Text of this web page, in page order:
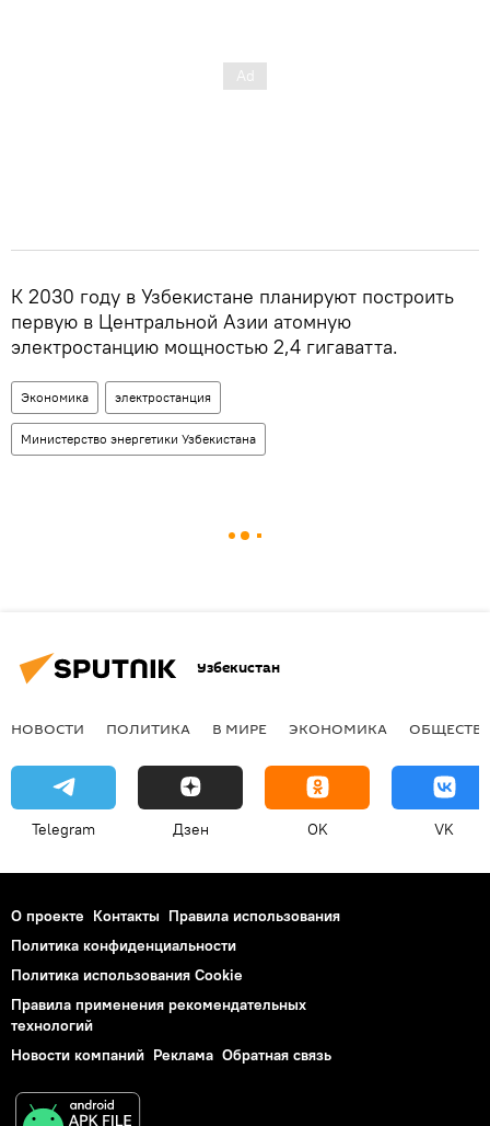
К 2030 году в Узбекистане планируют построить
первую в Центральной Азии атомную
электростанцию мощностью 2,4 гигаватта.
Экономика электростанция
Министерство энергетики Узбекистана
Узбекистан
НОВОСТИ ПОЛИТИКА В МИРЕ ЭКОНОМИКА
Telegram Дзен OK VK
О проекте Контакты Правила использования
Политика конфиденциальности
Политика использования Cookie
Правила применения рекомендательных
технологий
Новости компаний Реклама Обратная связь